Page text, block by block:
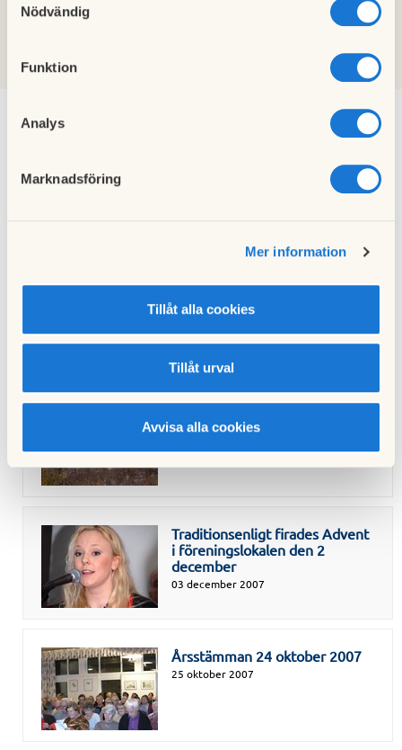
cookies och välja att endast tillåta ett urval.
Nödvändig
Funktion
Analys
Marknadsföring
Mer information
Tillåt alla cookies
Tillåt urval
Avvisa alla cookies
2003
Gransätrabladet, december
Förändringar i tvättstugan
14 december 2007
uppmärksammas i DN- artikel
Traditionsenligt firades Advent
i föreningslokalen den 2
december
03 december 2007
Årsstämman 24 oktober 2007
25 oktober 2007